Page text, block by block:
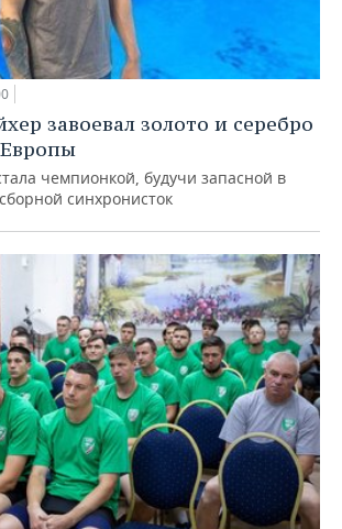
завоевал золото и серебро
чемпионкой, будучи запасной в
синхронисток